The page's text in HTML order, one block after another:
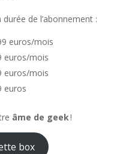
de l’abonnement :
euros/mois
euros/mois
euros/mois
euros
âme de geek!
box